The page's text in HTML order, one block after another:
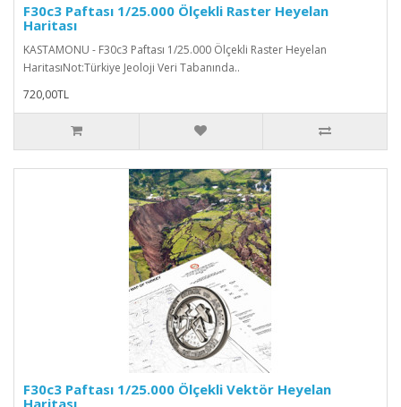
F30c3 Paftası 1/25.000 Ölçekli Raster Heyelan
Haritası
KASTAMONU - F30c3 Paftası 1/25.000 Ölçekli Raster Heyelan
HaritasıNot:Türkiye Jeoloji Veri Tabanında..
720,00TL
F30c3 Paftası 1/25.000 Ölçekli Vektör Heyelan
Haritası